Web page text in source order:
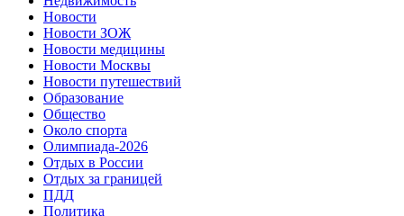
Новости
Новости ЗОЖ
Новости медицины
Новости Москвы
Новости путешествий
Образование
Общество
Около спорта
Олимпиада-2026
Отдых в России
Отдых за границей
ПДД
Политика